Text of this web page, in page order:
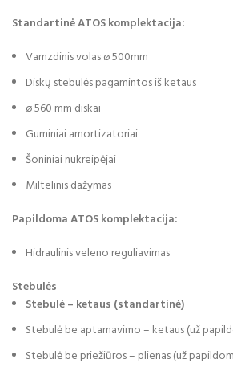
Standartinė ATOS komplektacija:
Vamzdinis volas ø 500mm
Diskų stebulės pagamintos iš ketaus
ø 560 mm diskai
Guminiai amortizatoriai
Šoniniai nukreipėjai
Miltelinis dažymas
Papildoma ATOS komplektacija:
Hidraulinis veleno reguliavimas
Stebulės
Stebulė – ketaus (standartinė)
Stebulė be aptarnavimo – ketaus (už
Stebulė be priežiūros – plienas (už